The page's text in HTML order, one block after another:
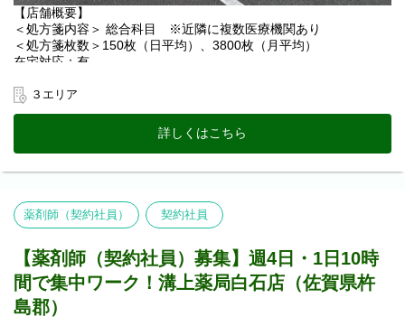
※契約の更新は次のいずれかの項目または総合的に勘案し判断す
る
・契約期間満了時の業務量
・業務能力、勤務成績、勤務態度、勤務状態、労働時間
・従事している業務の進捗状況 など
【店舗概要】
＜処方箋内容＞ 総合科目 ※近隣に複数医療機関あり
＜処方箋枚数＞150枚（日平均）、3800枚（月平均）
在宅対応：有
在宅対応手段：社用車/自家用車
薬剤師（正社員）2名
薬剤師（契約社員）1名
調剤事務（正社員）3名
調剤事務（パート）1名
【業務内容】
・調剤業務
・服薬指導
・在宅
３エリア
詳しくはこちら
薬剤師（契約社員） 契約社員
【薬剤師（契約社員）募集】週4日・1日10時
間で集中ワーク！溝上薬局白石店（佐賀県杵
島郡）